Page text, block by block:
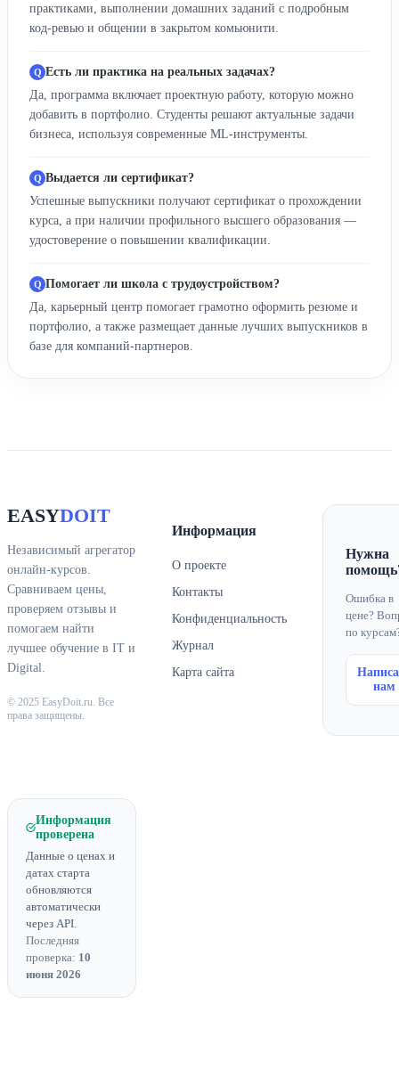
практиками, выполнении домашних заданий с подробным
код-ревью и общении в закрытом комьюнити.
Есть ли практика на реальных задачах?
Да, программа включает проектную работу, которую можно
добавить в портфолио. Студенты решают актуальные задачи
бизнеса, используя современные ML-инструменты.
Выдается ли сертификат?
Успешные выпускники получают сертификат о прохождении
курса, а при наличии профильного высшего образования —
удостоверение о повышении квалификации.
Помогает ли школа с трудоустройством?
Да, карьерный центр помогает грамотно оформить резюме и
портфолио, а также размещает данные лучших выпускников в
базе для компаний-партнеров.
EASYDOIT
Независимый агрегатор
онлайн-курсов.
Сравниваем цены,
проверяем отзывы и
помогаем найти
лучшее обучение в IT и
Digital.
© 2025 EasyDoit.ru. Все
права защищены.
Информация
О проекте
Контакты
Конфиденциальность
Журнал
Карта сайта
Нужна
Ошибка в
цене?
по
нам
Информация
проверена
Данные о ценах и
датах старта
обновляются
автоматически
через API.
Последняя
проверка: 10
июня 2026